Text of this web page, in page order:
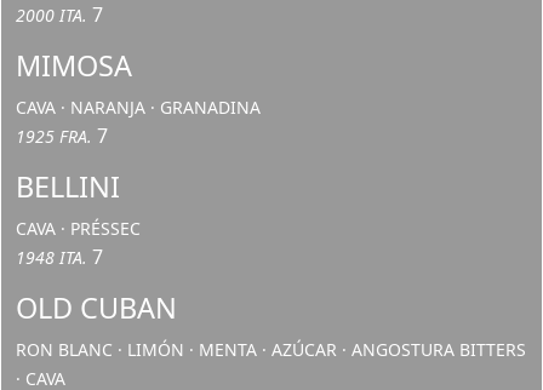
2000 ITA. 7
MIMOSA
CAVA · NARANJA · GRANADINA
1925 FRA. 7
BELLINI
CAVA · PRÉSSEC
1948 ITA. 7
OLD CUBAN
RON BLANC · LIMÓN · MENTA · AZÚCAR · ANGOSTURA BITTERS
· CAVA